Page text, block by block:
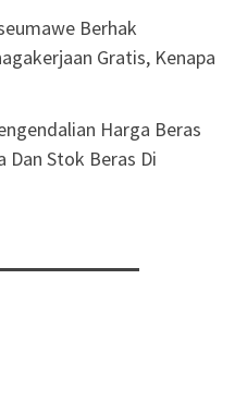
Berhak
Gratis, Kenapa
Harga Beras
Dan Stok Beras Di